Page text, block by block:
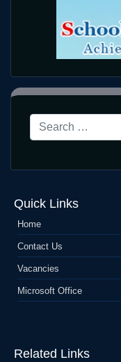
Quick Links
Home
Contact Us
Vacancies
Microsoft Office
Related Links